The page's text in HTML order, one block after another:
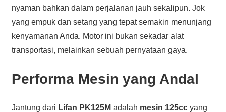
nyaman bahkan dalam perjalanan jauh sekalipun. Jok
yang empuk dan setang yang tepat semakin menunjang
kenyamanan Anda. Motor ini bukan sekadar alat
transportasi, melainkan sebuah pernyataan gaya.
Performa Mesin yang Andal
Jantung dari Lifan PK125M adalah mesin 125ccyang